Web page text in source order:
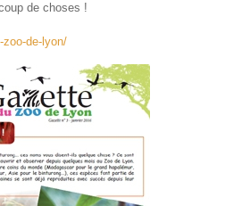
de choses !
zoo-de-lyon/